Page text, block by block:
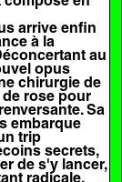
arrive enfin
à la
au
opus
chirurgie de
de rose pour
Sa
embarque
trip
secrets,
de s'y lancer,
radicale,